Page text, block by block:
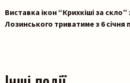
Виставка ікон “Крихкіші за скло”
Лозинського триватиме з 6 січня